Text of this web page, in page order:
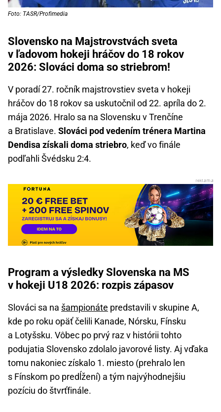
Foto: TASR/Profimedia
Slovensko na Majstrovstvách sveta
v ľadovom hokeji hráčov do 18 rokov
2026: Slováci doma so striebrom!
V poradí 27. ročník majstrovstiev sveta v hokeji
hráčov do 18 rokov sa uskutočnil od 22. apríla do 2.
mája 2026. Hralo sa na Slovensku v Trenčíne
a Bratislave. Slováci pod vedením trénera Martina
Dendisa získali doma striebro, keď vo finále
podľahli Švédsku 2:4.
Program a výsledky Slovenska na MS
v hokeji U18 2026: rozpis zápasov
Slováci sa na šampionáte predstavili v skupine A,
kde po roku opäť čelili Kanade, Nórsku, Fínsku
a Lotyšsku. Vôbec po prvý raz v histórii tohto
podujatia Slovensko zdolalo javorové listy. Aj vďaka
tomu nakoniec získalo 1. miesto (prehralo len
s Fínskom po predĺžení) a tým najvýhodnejšiu
pozíciu do štvrťfinále.